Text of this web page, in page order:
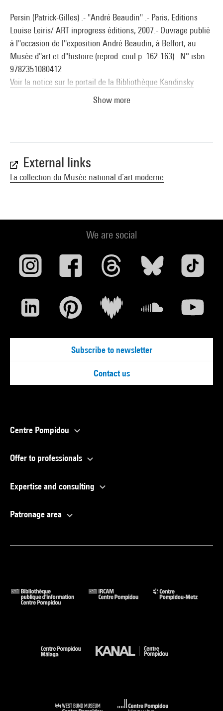
Persin (Patrick-Gilles) .- "André Beaudin" .- Paris, Editions
Louise Leiris/ ART inprogress éditions, 2007.- Ouvrage publié
à l''occasion de l''exposition André Beaudin, à Belfort, au
Musée d''art et d''histoire (reprod. coul.p. 162-163) . N° isbn
9782351080412
Voir la notice sur le portail de la Bibliothèque Kandinsky
Voir la notice sur le portail de la Bibliothèque Kandinsky
Show more
External links
La collection du Musée national d’art moderne
We are social
Subscribe to newsletter
Contact us
Centre Pompidou
Offer to professionals
Expertise and consulting
Patronage area